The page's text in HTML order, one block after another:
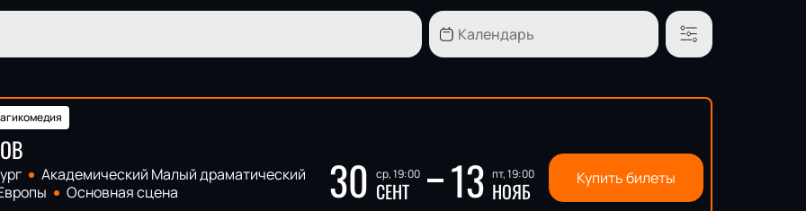
Академический Малый драматический
Основная сцена 30 ср, 19:00
СЕНТ 13 пт, 19:00
НОЯБ Купить билеты